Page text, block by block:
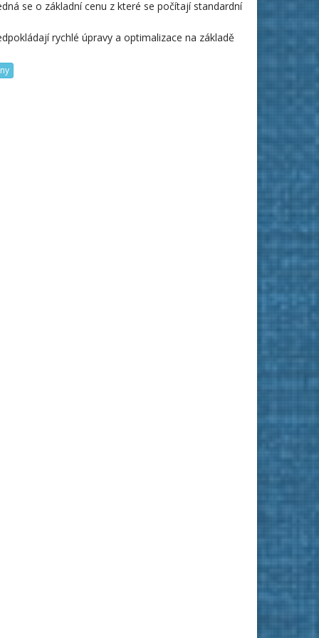
se o základní cenu z které se počítají standardní
rychlé úpravy a optimalizace na základě